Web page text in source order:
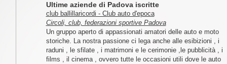
Ultime aziende di Padova iscritte
club ballillaricordi - Club auto d'epoca
Circoli, club, federazioni sportive Padova
Un gruppo aperto di appassionati amatori delle auto e moto
storiche. La nostra passione ci lega anche alle esibizioni , i
raduni , le sfilate , i matrimoni e le cerimonie ,le pubblicità , i
films , il cinema , ovvero tutte le occasioni utili dove le auto